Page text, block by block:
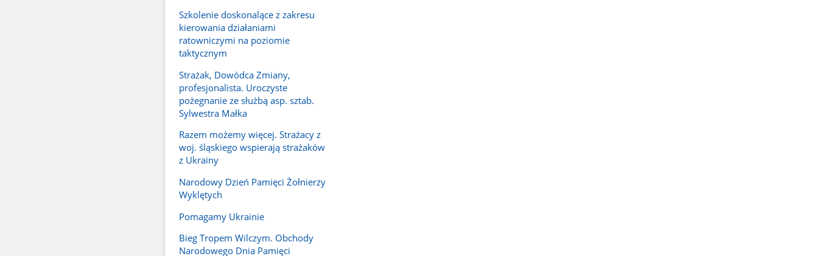
Szkolenie doskonalące z zakresu
kierowania działaniami
ratowniczymi na poziomie
taktycznym
Strażak, Dowódca Zmiany,
profesjonalista. Uroczyste
pożegnanie ze służbą asp. sztab.
Sylwestra Małka
Razem możemy więcej. Strażacy z
woj. śląskiego wspierają strażaków
z Ukrainy
Narodowy Dzień Pamięci Żołnierzy
Wyklętych
Pomagamy Ukrainie
Bieg Tropem Wilczym. Obchody
Narodowego Dnia Pamięci